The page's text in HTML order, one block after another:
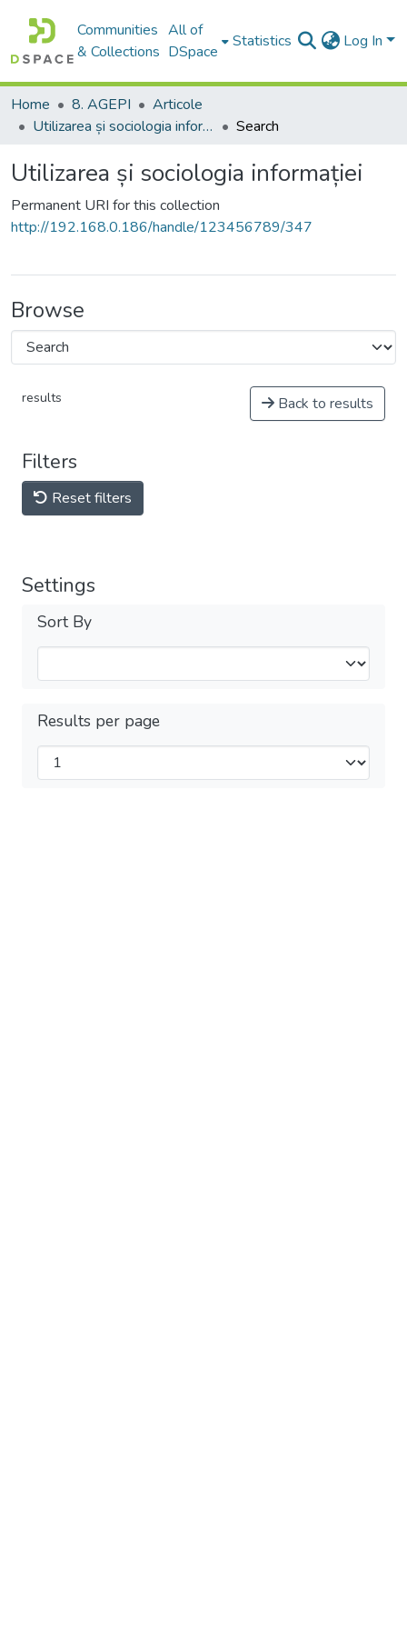
Communities
& Collections
All of
DSpace
Statistics Log In
Home 8. AGEPI
Articole
Utilizarea și sociologia informației
Search
Utilizarea și sociologia informației
Permanent URI for this collection
http://192.168.0.186/handle/123456789/347
Browse
results Back to results
Filters
Reset filters
Settings
Sort By
Results per page